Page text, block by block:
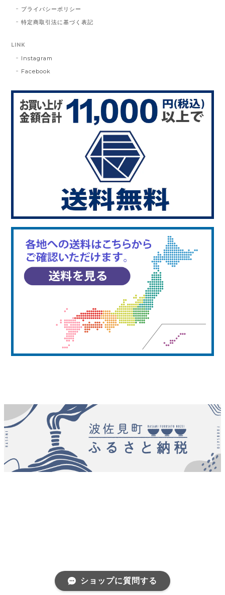
プライバシーポリシー
特定商取引法に基づく表記
LINK
Instagram
Facebook
ショップに質問する